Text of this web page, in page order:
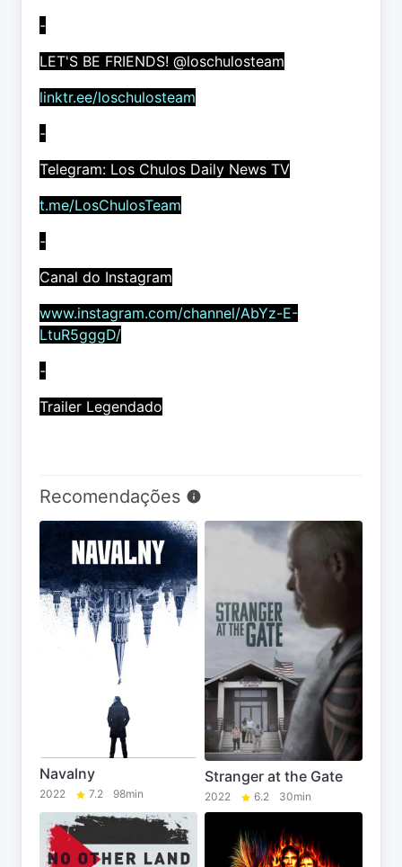
-
LET'S BE FRIENDS! @loschulosteam
linktr.ee/loschulosteam
-
Telegram: Los Chulos Daily News TV
t.me/LosChulosTeam
-
Canal do Instagram
www.instagram.com/channel/AbYz-E-
LtuR5gggD/
-
Trailer Legendado
Recomendações
Navalny
2022 7.2 98min
Stranger at the Gate
2022 6.2 30min